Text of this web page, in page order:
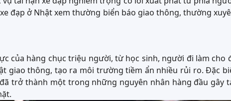
đạp ở Nhật xem thường biển báo giao thông, thường
của hàng chục triệu người, từ học sinh, người đi làm
giao thông, tạo ra môi trường tiềm ẩn nhiều rủi ro. Đặc
trở thành một trong những nguyên nhân hàng đầu gây